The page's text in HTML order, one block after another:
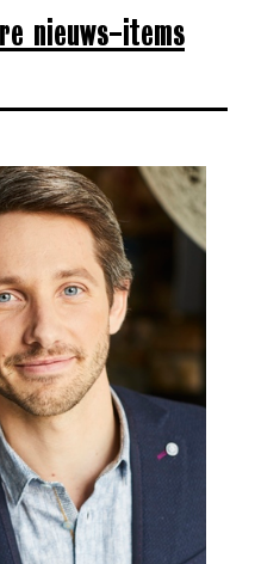
nieuws-items